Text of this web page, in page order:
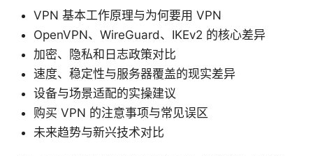
VPN 基本工作原理与为何要用 VPN
OpenVPN、WireGuard、IKEv2 的核心差异
加密、隐私和日志政策对比
速度、稳定性与服务器覆盖的现实差异
设备与场景适配的实操建议
购买 VPN 的注意事项与常见误区
未来趋势与新兴技术对比